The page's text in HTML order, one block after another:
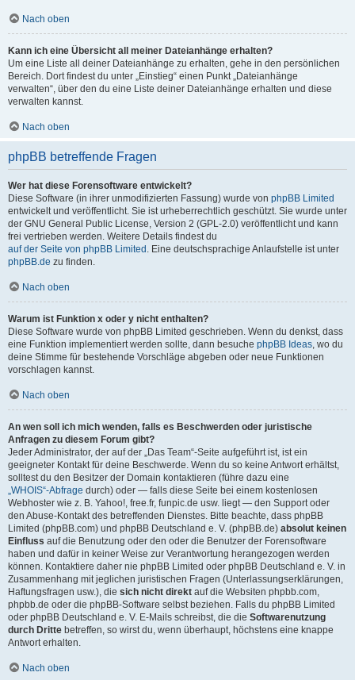
Nach oben
Kann ich eine Übersicht all meiner Dateianhänge erhalten?
Um eine Liste all deiner Dateianhänge zu erhalten, gehe in den persönlichen
Bereich. Dort findest du unter „Einstieg“ einen Punkt „Dateianhänge
verwalten“, über den du eine Liste deiner Dateianhänge erhalten und diese
verwalten kannst.
Nach oben
phpBB betreffende Fragen
Wer hat diese Forensoftware entwickelt?
Diese Software (in ihrer unmodifizierten Fassung) wurde von phpBB Limited
entwickelt und veröffentlicht. Sie ist urheberrechtlich geschützt. Sie wurde unter
der GNU General Public License, Version 2 (GPL-2.0) veröffentlicht und kann
frei vertrieben werden. Weitere Details findest du
auf der Seite von phpBB Limited . Eine deutschsprachige Anlaufstelle ist unter
phpBB.de zu finden.
Nach oben
Warum ist Funktion x oder y nicht enthalten?
Diese Software wurde von phpBB Limited geschrieben. Wenn du denkst, dass
eine Funktion implementiert werden sollte, dann besuche phpBB Ideas, wo du
deine Stimme für bestehende Vorschläge abgeben oder neue Funktionen
vorschlagen kannst.
Nach oben
An wen soll ich mich wenden, falls es Beschwerden oder juristische
Anfragen zu diesem Forum gibt?
Jeder Administrator, der auf der „Das Team“-Seite aufgeführt ist, ist ein
geeigneter Kontakt für deine Beschwerde. Wenn du so keine Antwort erhältst,
solltest du den Besitzer der Domain kontaktieren (führe dazu eine
„WHOIS“-Abfrage durch) oder — falls diese Seite bei einem kostenlosen
Webhoster wie z. B. Yahoo!, free.fr, funpic.de usw. liegt — den Support oder
den Abuse-Kontakt des betreffenden Dienstes. Bitte beachte, dass phpBB
Limited (phpBB.com) und phpBB Deutschland e. V. (phpBB.de) absolut keinen
Einfluss auf die Benutzung oder den oder die Benutzer der Forensoftware
haben und dafür in keiner Weise zur Verantwortung herangezogen werden
können. Kontaktiere daher nie phpBB Limited oder phpBB Deutschland e. V. in
Zusammenhang mit jeglichen juristischen Fragen (Unterlassungserklärungen,
Haftungsfragen usw.), die sich nicht direkt auf die Websiten phpbb.com,
phpbb.de oder die phpBB-Software selbst beziehen. Falls du phpBB Limited
oder phpBB Deutschland e. V. E-Mails schreibst, die die Softwarenutzung
durch Dritte betreffen, so wirst du, wenn überhaupt, höchstens eine knappe
Antwort erhalten.
Nach oben